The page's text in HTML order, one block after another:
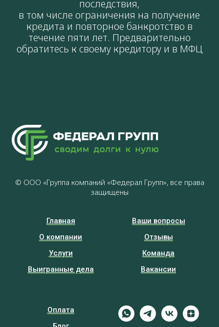
© ООО «Группа компаний «Федерал Групп», все права
защищены
Главная
О компании
Услуги
Выигранные дела
Ваши вопросы
Отзывы
Команда
Вакансии
Оплата